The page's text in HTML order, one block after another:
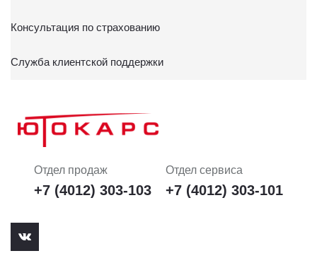
Консультация по страхованию
Служба клиентской поддержки
Отдел продаж
+7 (4012) 303-103
Отдел сервиса
+7 (4012) 303-101